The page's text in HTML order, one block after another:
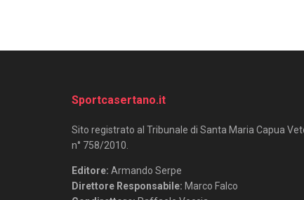
Sportcasertano.it
Sito registrato al Tribunale di Santa Maria Capua
n° 758/2010.
Editore: Armando Serpe
Direttore Responsabile: Marco Falco